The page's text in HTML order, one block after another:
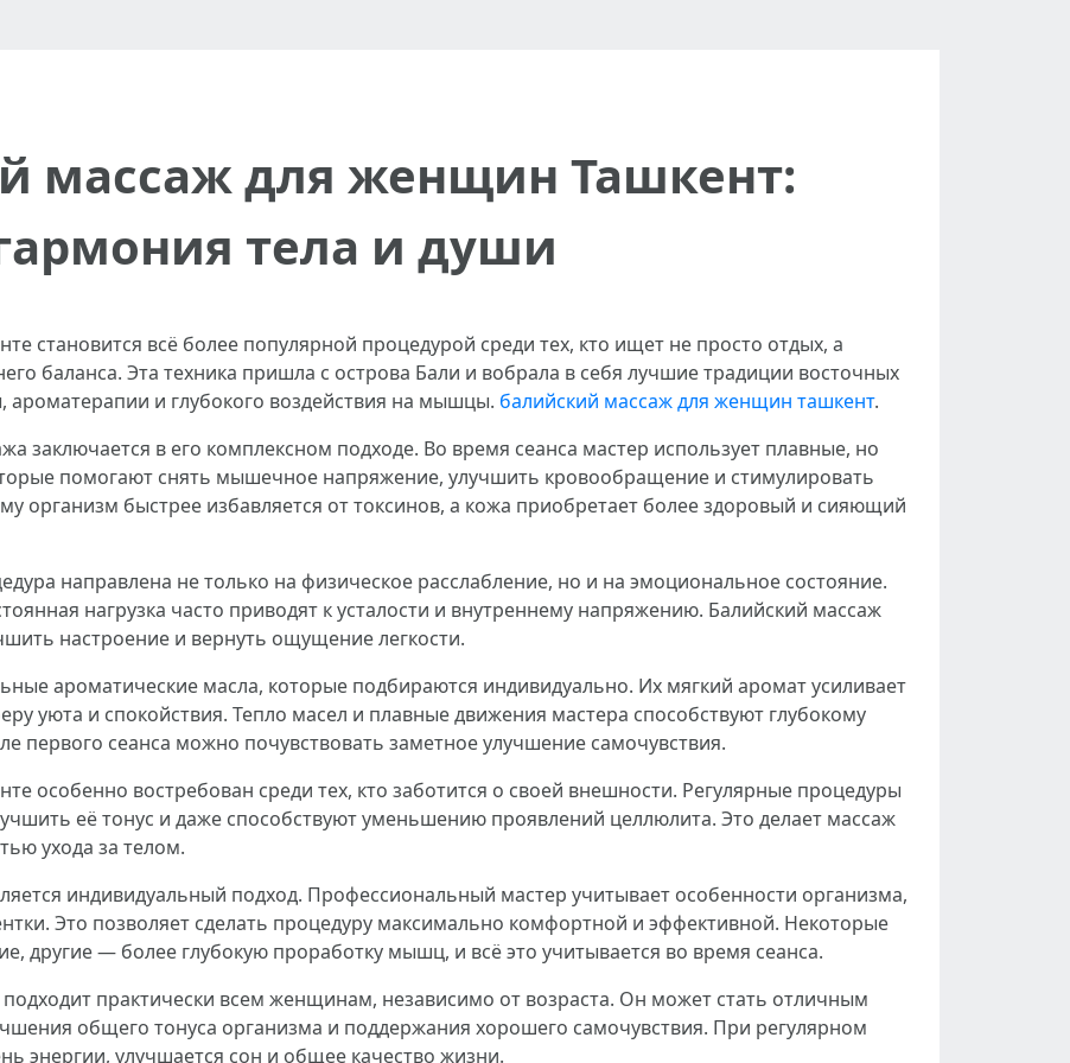
массаж для женщин Ташкент:
тела и души
становится всё более популярной процедурой среди тех, кто ищет не просто отдых, а
баланса. Эта техника пришла с острова Бали и вобрала в себя лучшие традиции восточных
и глубокого воздействия на мышцы. балийский массаж для женщин ташкент.
заключается в его комплексном подходе. Во время сеанса мастер использует плавные, но
помогают снять мышечное напряжение, улучшить кровообращение и стимулировать
организм быстрее избавляется от токсинов, а кожа приобретает более здоровый и сияющий
направлена не только на физическое расслабление, но и на эмоциональное состояние.
нагрузка часто приводят к усталости и внутреннему напряжению. Балийский массаж
настроение и вернуть ощущение легкости.
ароматические масла, которые подбираются индивидуально. Их мягкий аромат усиливает
уюта и спокойствия. Тепло масел и плавные движения мастера способствуют глубокому
первого сеанса можно почувствовать заметное улучшение самочувствия.
особенно востребован среди тех, кто заботится о своей внешности. Регулярные процедуры
её тонус и даже способствуют уменьшению проявлений целлюлита. Это делает массаж
ухода за телом.
индивидуальный подход. Профессиональный мастер учитывает особенности организма,
Это позволяет сделать процедуру максимально комфортной и эффективной. Некоторые
другие — более глубокую проработку мышц, и всё это учитывается во время сеанса.
практически всем женщинам, независимо от возраста. Он может стать отличным
общего тонуса организма и поддержания хорошего самочувствия. При регулярном
энергии, улучшается сон и общее качество жизни.